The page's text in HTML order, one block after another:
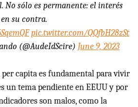
No sólo es permanente: el interés
su contra.
pic.twitter.com/QQfbH28zSt
(@AudeIdScire) June 9, 2023
capita es fundamental para vivir
un tema pendiente en EEUU y por
son malos, como la